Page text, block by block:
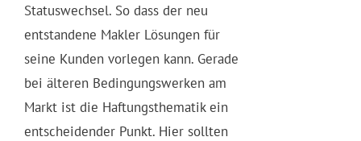
Statuswechsel. So dass der neu
entstandene Makler Lösungen für
seine Kunden vorlegen kann. Gerade
bei älteren Bedingungswerken am
Markt ist die Haftungsthematik ein
entscheidender Punkt. Hier sollten